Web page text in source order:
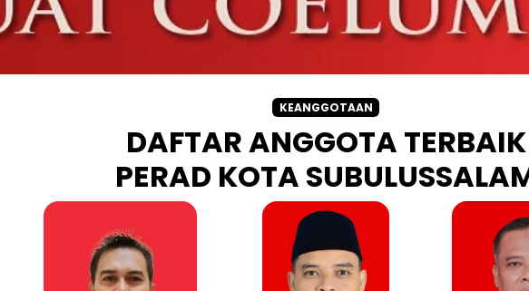
KEANGGOTAAN
DAFTAR ANGGOTA TERBAIK
PERAD KOTA